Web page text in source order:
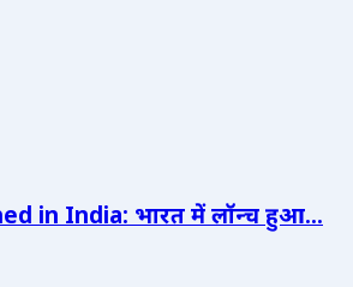
in India: भारत में लॉन्च हुआ...